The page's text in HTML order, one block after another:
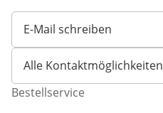
E-Mail schreiben
Öffnet E-Mail-Client
Alle Kontaktmöglichkeiten
Bestellservice